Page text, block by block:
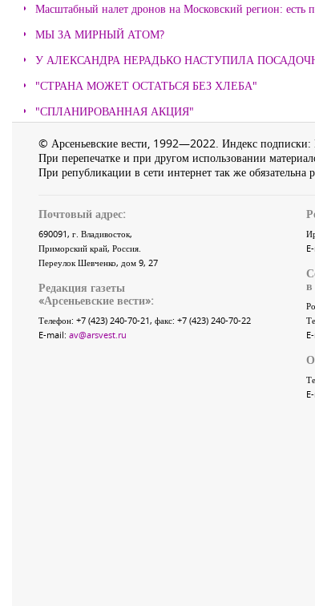
Масштабный налет дронов на Московский регион: есть
МЫ ЗА МИРНЫЙ АТОМ?
У АЛЕКСАНДРА НЕРАДЬКО НАСТУПИЛА
"СТРАНА МОЖЕТ ОСТАТЬСЯ БЕЗ ХЛЕБА"
"СПЛАНИРОВАННАЯ АКЦИЯ"
© Арсеньевские вести, 1992—2022. Индекс
При перепечатке и при другом использовании
При републикации в сети интернет так же
Почтовый адрес:
690091, г. Владивосток,
Приморский край, Россия.
Переулок Шевченко, дом 9, 27
Редакция газеты
«Арсеньевские вести»:
Телефон: +7 (423) 240-70-21, факс: +7 (423) 240-70-22
E-mail: av@arsvest.ru
в